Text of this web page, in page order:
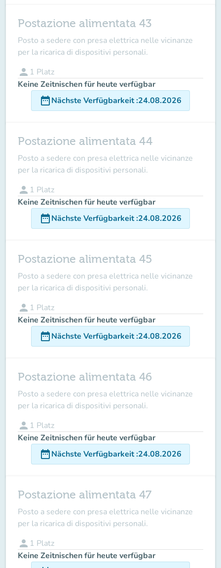
Postazione alimentata 43
Posto a sedere con presa elettrica nelle vicinanze
per la ricarica di dispositivi personali.
person 1 Platz
Keine Zeitnischen für heute verfügbar
date_rangeNächste Verfügbarkeit:24.08.2026
Postazione alimentata 44
Posto a sedere con presa elettrica nelle vicinanze
per la ricarica di dispositivi personali.
person 1 Platz
Keine Zeitnischen für heute verfügbar
date_rangeNächste Verfügbarkeit:24.08.2026
Postazione alimentata 45
Posto a sedere con presa elettrica nelle vicinanze
per la ricarica di dispositivi personali.
person 1 Platz
Keine Zeitnischen für heute verfügbar
date_rangeNächste Verfügbarkeit:24.08.2026
Postazione alimentata 46
Posto a sedere con presa elettrica nelle vicinanze
per la ricarica di dispositivi personali.
person 1 Platz
Keine Zeitnischen für heute verfügbar
date_rangeNächste Verfügbarkeit:24.08.2026
Postazione alimentata 47
Posto a sedere con presa elettrica nelle vicinanze
per la ricarica di dispositivi personali.
person 1 Platz
Keine Zeitnischen für heute verfügbar